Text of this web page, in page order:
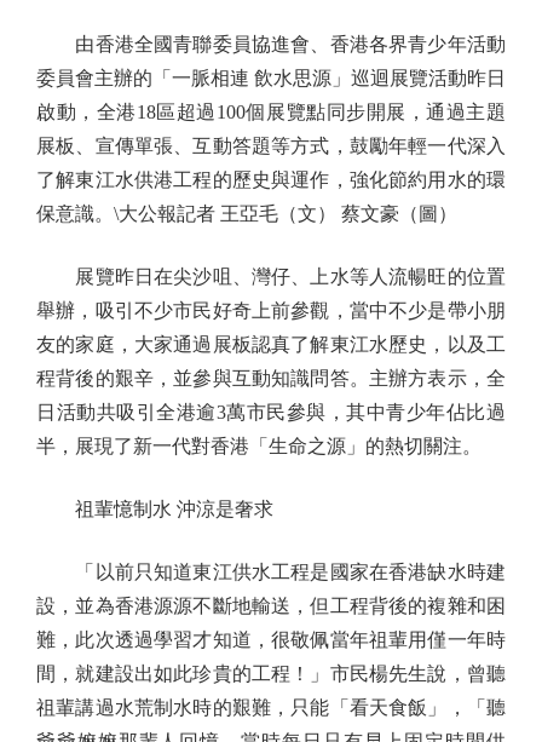
由香港全國青聯委員協進會、香港各界青少年活動
委員會主辦的「一脈相連 飲水思源」巡迴展覽活動昨日
啟動，全港18區超過100個展覽點同步開展，通過主題
展板、宣傳單張、互動答題等方式，鼓勵年輕一代深入
了解東江水供港工程的歷史與運作，強化節約用水的環
保意識。\大公報記者 王亞毛（文） 蔡文豪（圖）
展覽昨日在尖沙咀、灣仔、上水等人流暢旺的位置
舉辦，吸引不少市民好奇上前參觀，當中不少是帶小朋
友的家庭，大家通過展板認真了解東江水歷史，以及工
程背後的艱辛，並參與互動知識問答。主辦方表示，全
日活動共吸引全港逾3萬市民參與，其中青少年佔比過
半，展現了新一代對香港「生命之源」的熱切關注。
祖輩憶制水 沖涼是奢求
「以前只知道東江供水工程是國家在香港缺水時建
設，並為香港源源不斷地輸送，但工程背後的複雜和困
難，此次透過學習才知道，很敬佩當年祖輩用僅一年時
間，就建設出如此珍貴的工程！」市民楊先生說，曾聽
祖輩講過水荒制水時的艱難，只能「看天食飯」，「聽